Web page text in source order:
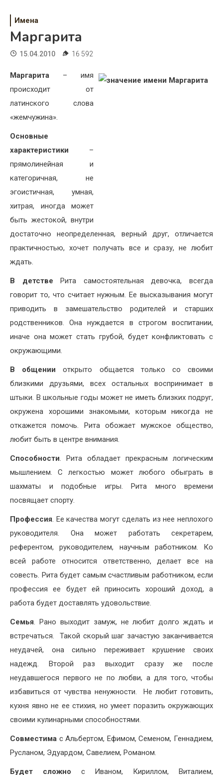
Дети
Свадьба
Жизнь
Красота
Недвижимость
Имена
Маргарита
15.04.2010 16 592
Маргарита – имя
происходит от
латинского слова
«жемчужина».
Основные
характеристики –
прямолинейная и
категоричная, не
эгоистичная, умная,
хитрая, иногда может
быть жестокой, внутри
достаточно неопределенная, верный друг, отличается
практичностью, хочет получать все и сразу, не любит
ждать.
В детстве Рита самостоятельная девочка, всегда
говорит то, что считает нужным. Ее высказывания могут
приводить в замешательство родителей и старших
родственников. Она нуждается в строгом воспитании,
иначе она может стать грубой, будет конфликтовать с
окружающими.
В общении открыто общается только со своими
близкими друзьями, всех остальных воспринимает в
штыки. В школьные годы может не иметь близких подруг,
окружена хорошими знакомыми, которым никогда не
откажется помочь. Рита обожает мужское общество,
любит быть в центре внимания.
Способности. Рита обладает прекрасным логическим
мышлением. С легкостью может любого обыграть в
шахматы и подобные игры. Рита много времени
посвящает спорту.
Профессия. Ее качества могут сделать из нее неплохого
руководителя. Она может работать секретарем,
референтом, руководителем, научным работником. Ко
всей работе относится ответственно, делает все на
совесть. Рита будет самым счастливым работником, если
профессия ее будет ей приносить хороший доход, а
работа будет доставлять удовольствие.
Семья. Рано выходит замуж, не любит долго ждать и
встречаться. Такой скорый шаг зачастую заканчивается
неудачей, она сильно переживает крушение своих
надежд. Второй раз выходит сразу же после
неудавшегося первого не по любви, а для того, чтобы
избавиться от чувства ненужности. Не любит готовить,
кухня явно не ее стихия, но умеет поразить окружающих
своими кулинарными способностями.
Совместима с Альбертом, Ефимом, Семеном, Геннадием,
Русланом, Эдуардом, Савелием, Романом.
Будет сложно с Иваном, Кириллом, Виталием,